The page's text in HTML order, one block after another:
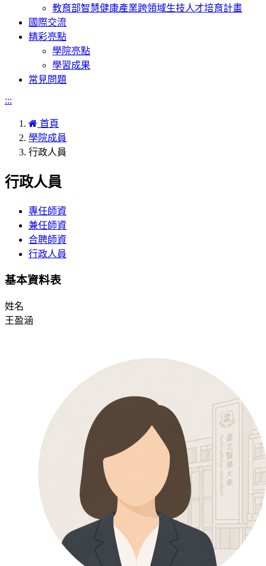
教育部智慧健康產業跨領域生技人才培育計畫
國際交流
精彩亮點
學院亮點
學習成果
常見問題
:::
首頁
學院成員
行政人員
行政人員
專任師資
兼任師資
合聘師資
行政人員
基本資料表
姓名
王盈涵